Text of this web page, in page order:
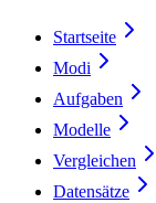
Startseite
Modi
Aufgaben
Modelle
Vergleichen
Datensätze